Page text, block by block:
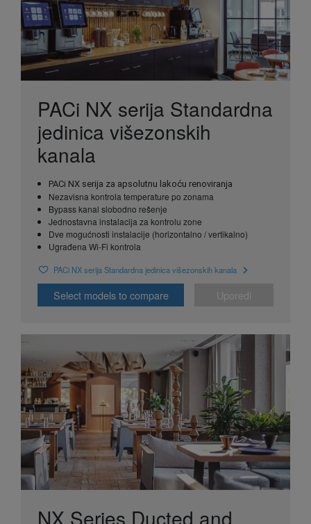
PACi NX serija Standardna
jedinica višezonskih
kanala
PACi NX serija za apsolutnu lakoću renoviranja
Nezavisna kontrola temperature po zonama
Bypass kanal slobodno rešenje
Jednostavna instalacija za kontrolu zone
Dve mogućnosti instalacije (horizontalno / vertikalno)
Ugrađena Wi-Fi kontrola
PACi NX serija Standardna jedinica višezonskih kanala
Select models to compare Uporedi
NX Series Ducted and